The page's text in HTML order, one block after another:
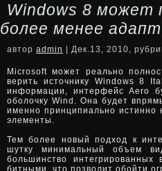
Windows 8 может
более менее
автор admin | Дек.13, 2010,
Microsoft может реально
верить источнику Windows 8
информации, интерфейс Aero
оболочку Wind. Она будет
именно принципиально истинно
элементы.
Тем более новый подход к
шутку минимальный объем
большинство
битными, что позволит обойти